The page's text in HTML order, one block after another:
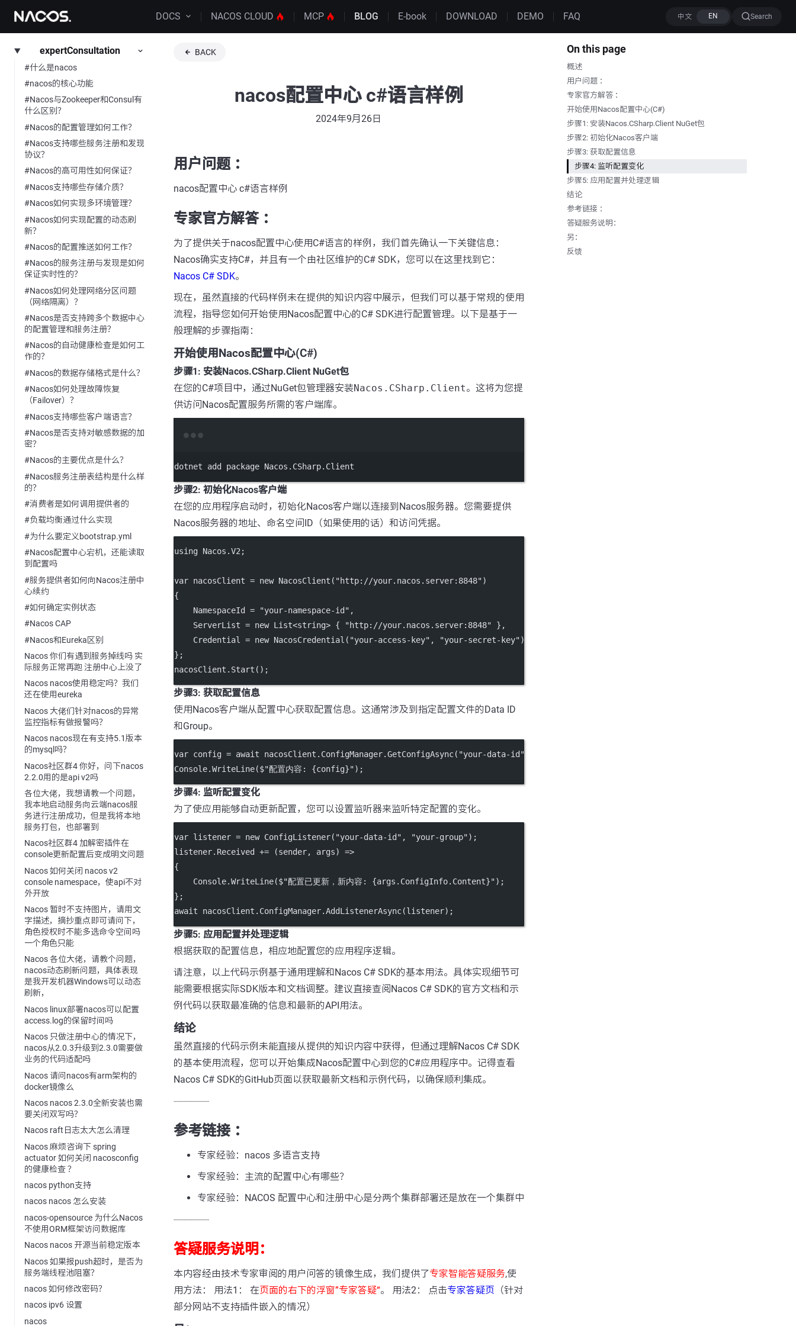
DOCS NACOS CLOUD MCP BLOG E-book DOWNLOAD DEMO FAQ Search
expertConsultation
#什么是nacos
#nacos的核心功能
#Nacos与Zookeeper和Consul有
什么区别？
#Nacos的配置管理如何工作？
#Nacos支持哪些服务注册和发现
协议？
#Nacos的高可用性如何保证？
#Nacos支持哪些存储介质？
#Nacos如何实现多环境管理？
#Nacos如何实现配置的动态刷
新？
#Nacos的配置推送如何工作？
#Nacos的服务注册与发现是如何
保证实时性的？
#Nacos如何处理网络分区问题
（网络隔离）？
#Nacos是否支持跨多个数据中心
的配置管理和服务注册？
#Nacos的自动健康检查是如何工
作的？
#Nacos的数据存储格式是什么？
#Nacos如何处理故障恢复
（Failover）？
#Nacos支持哪些客户端语言？
#Nacos是否支持对敏感数据的加
密？
#Nacos的主要优点是什么？
#Nacos服务注册表结构是什么样
的？
#消费者是如何调用提供者的
#负载均衡通过什么实现
#为什么要定义bootstrap.yml
#Nacos配置中心宕机，还能读取
到配置吗
#服务提供者如何向Nacos注册中
心续约
#如何确定实例状态
#Nacos CAP
#Nacos和Eureka区别
Nacos 你们有遇到服务掉线吗 实
际服务正常再跑 注册中心上没了
Nacos nacos使用稳定吗？我们
还在使用eureka
Nacos 大佬们针对nacos的异常
监控指标有做报警吗？
Nacos nacos现在有支持5.1版本
的mysql吗？
Nacos社区群4 你好，问下nacos
2.2.0用的是api v2吗
各位大佬，我想请教一个问题，
我本地启动服务向云端nacos服
务进行注册成功，但是我将本地
服务打包，也部署到
Nacos社区群4 加解密插件在
console更新配置后变成明文问题
Nacos 如何关闭 nacos v2
console namespace，使api不对
外开放
Nacos 暂时不支持图片，请用文
字描述，摘抄重点即可请问下，
角色授权时不能多选命令空间吗
一个角色只能
Nacos 各位大佬，请教个问题，
nacos动态刷新问题，具体表现
是我开发机器Windows可以动态
刷新，
Nacos linux部署nacos可以配置
access.log的保留时间吗
Nacos 只做注册中心的情况下，
nacos从2.0.3升级到2.3.0需要做
业务的代码适配吗
Nacos 请问nacos有arm架构的
docker镜像么
Nacos nacos 2.3.0全新安装也需
要关闭双写吗？
Nacos raft日志太大怎么清理
Nacos 麻烦咨询下 spring
actuator 如何关闭 nacosconfig
的健康检查 ？
nacos python支持
nacos nacos 怎么安装
nacos-opensource 为什么Nacos
不使用ORM框架访问数据库
Nacos nacos 开源当前稳定版本
Nacos 如果报push超时，是否为
服务端线程池阻塞？
nacos 如何修改密码？
nacos ipv6 设置
nacos
BACK
nacos配置中心 c#语言样例
2024年9月26日
用户问题 ：
nacos配置中心 c#语言样例
专家官方解答 ：
为了提供关于nacos配置中心使用C#语言的样例，我们首先确认一下关键信息：
Nacos确实支持C#，并且有一个由社区维护的C# SDK，您可以在这里找到它：
Nacos C# SDK。
现在，虽然直接的代码样例未在提供的知识内容中展示，但我们可以基于常规的使用
流程，指导您如何开始使用Nacos配置中心的C# SDK进行配置管理。以下是基于一
般理解的步骤指南：
开始使用Nacos配置中心(C#)
步骤1: 安装Nacos.CSharp.Client NuGet包
在您的C#项目中，通过NuGet包管理器安装Nacos.CSharp.Client。这将为您提
供访问Nacos配置服务所需的客户端库。
dotnet add package Nacos.CSharp.Client
步骤2: 初始化Nacos客户端
在您的应用程序启动时，初始化Nacos客户端以连接到Nacos服务器。您需要提供
Nacos服务器的地址、命名空间ID（如果使用的话）和访问凭据。
using Nacos .V2 ;
var nacosClient = new NacosClient ( "http://your.nacos.server:8848")
{
    NamespaceId
= "your-namespace-id" ,
    ServerList
= new List<string> { "http://your.nacos.server:8848" },
    Credential
= new NacosCredential ( "your-access-key" , "your-secret-key"),
};
nacosClient. Start ();
步骤3: 获取配置信息
使用Nacos客户端从配置中心获取配置信息。这通常涉及到指定配置文件的Data ID
和Group。
var config = await nacosClient.ConfigManager.GetConfigAsync( "your-data-id"
Console.WriteLine($"配置内容: {config}");
步骤4: 监听配置变化
为了使应用能够自动更新配置，您可以设置监听器来监听特定配置的变化。
var listener = new ConfigListener( "your-data-id" , "your-group");
listener.Received += (sender, args) =>
{
    Console.
WriteLine($"配置已更新，新内容: {args . ConfigInfo. Content}");
};
await nacosClient.ConfigManager.AddListenerAsync(listener);
步骤5: 应用配置并处理逻辑
根据获取的配置信息，相应地配置您的应用程序逻辑。
请注意，以上代码示例基于通用理解和Nacos C# SDK的基本用法。具体实现细节可
能需要根据实际SDK版本和文档调整。建议直接查阅Nacos C# SDK的官方文档和示
例代码以获取最准确的信息和最新的API用法。
结论
虽然直接的代码示例未能直接从提供的知识内容中获得，但通过理解Nacos C# SDK
的基本使用流程，您可以开始集成Nacos配置中心到您的C#应用程序中。记得查看
Nacos C# SDK的GitHub页面以获取最新文档和示例代码，以确保顺利集成。
---------------
参考链接 ：
专家经验：nacos 多语言支持
专家经验：主流的配置中心有哪些？
专家经验：NACOS 配置中心和注册中心是分两个集群部署还是放在一个集群中
---------------
答疑服务说明：
本内容经由技术专家审阅的用户问答的镜像生成，我们提供了专家智能答疑服务,使
用方法： 用法1： 在页面的右下的浮窗”专家答疑“。 用法2： 点击专家答疑页 （针对
部分网站不支持插件嵌入的情况）
On this page
概述
用户问题 ：
专家官方解答 ：
开始使用Nacos配置中心(C#)
步骤1: 安装Nacos.CSharp.Client NuGet包
步骤2: 初始化Nacos客户端
步骤3: 获取配置信息
步骤4: 监听配置变化
步骤5: 应用配置并处理逻辑
结论
参考链接 ：
答疑服务说明：
另：
反馈